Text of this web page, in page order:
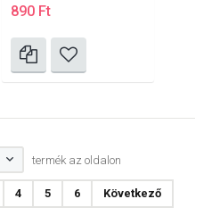
890 Ft
termék az oldalon
4 5 6 Következő